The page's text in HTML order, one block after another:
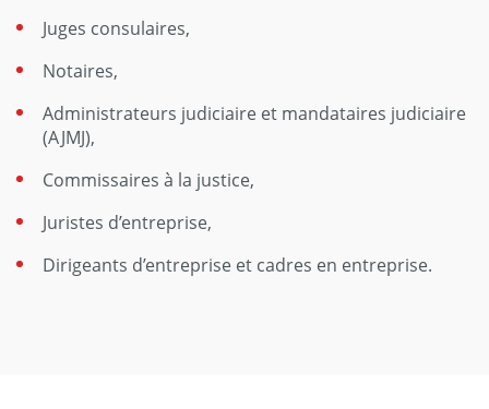
Juges consulaires,
Notaires,
Administrateurs judiciaire et mandataires judiciaire
(AJMJ),
Commissaires à la justice,
Juristes d’entreprise,
Dirigeants d’entreprise et cadres en entreprise.